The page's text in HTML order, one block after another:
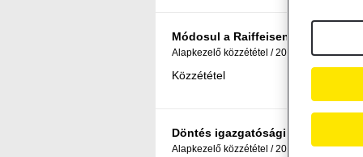
Módosul a Raiffeisen Befektetési
Alapkezelő közzététel 2026. július 14.
Közzététel
Döntés igazgatósági tag
Alapkezelő közzététel 2026. július 9.